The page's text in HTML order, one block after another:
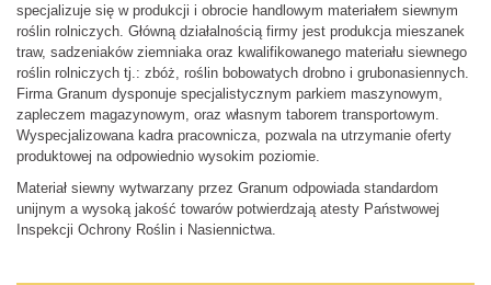
specjalizuje się w produkcji i obrocie handlowym materiałem siewnym
roślin rolniczych. Główną działalnością firmy jest produkcja mieszanek
traw, sadzeniaków ziemniaka oraz kwalifikowanego materiału siewnego
roślin rolniczych tj.: zbóż, roślin bobowatych drobno i grubonasiennych.
Firma Granum dysponuje specjalistycznym parkiem maszynowym,
zapleczem magazynowym, oraz własnym taborem transportowym.
Wyspecjalizowana kadra pracownicza, pozwala na utrzymanie oferty
produktowej na odpowiednio wysokim poziomie.
Materiał siewny wytwarzany przez Granum odpowiada standardom
unijnym a wysoką jakość towarów potwierdzają atesty Państwowej
Inspekcji Ochrony Roślin i Nasiennictwa.